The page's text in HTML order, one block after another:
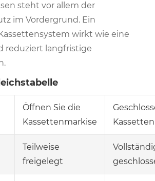
steht vor allem der
im Vordergrund. Ein
wirkt wie eine
reduziert langfristige
Öffnen Sie die
Kassettenmarkise
Teilweise
freigelegt